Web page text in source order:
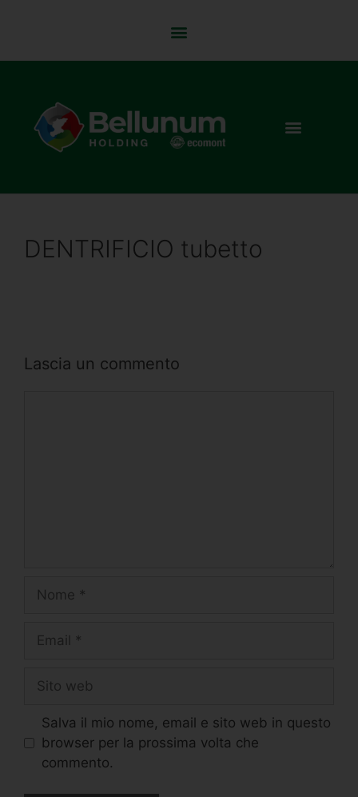
DENTRIFICIO tubetto
Lascia un commento
Salva il mio nome, email e sito web in questo
browser per la prossima volta che
commento.